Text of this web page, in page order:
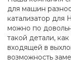
для машин
катализатор
можно по
такой детали,
входящей в
возможность